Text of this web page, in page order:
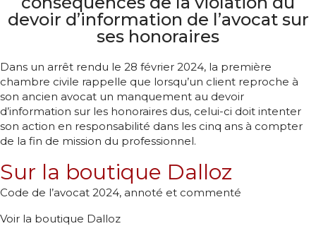
devoir d’information de l’avocat sur
ses honoraires
Dans un arrêt rendu le 28 février 2024, la première
chambre civile rappelle que lorsqu’un client reproche à
son ancien avocat un manquement au devoir
d’information sur les honoraires dus, celui-ci doit intenter
son action en responsabilité dans les cinq ans à compter
de la fin de mission du professionnel.
Sur la boutique Dalloz
Code de l’avocat 2024, annoté et commenté
Voir la boutique Dalloz